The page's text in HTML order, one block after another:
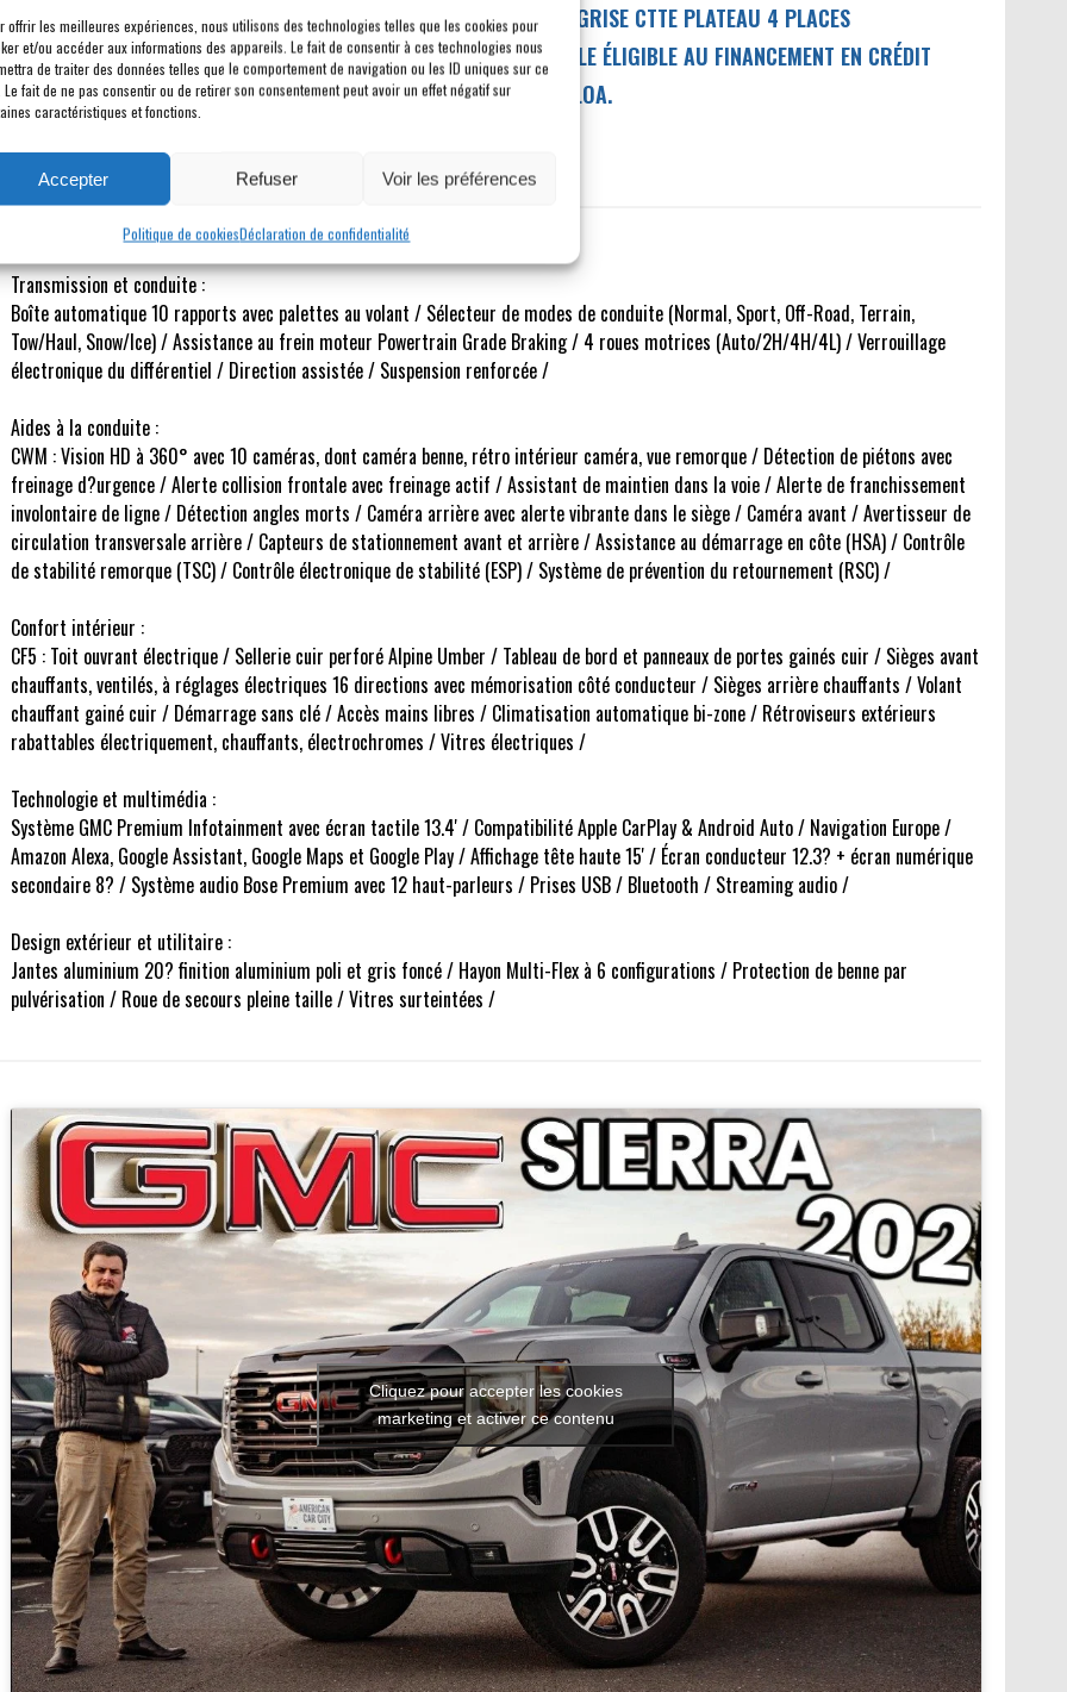
offrir les meilleures expériences, nous utilisons des technologies telles que les cookies pour
et/ou accéder aux informations des appareils. Le fait de consentir à ces technologies nous
de traiter des données telles que le comportement de navigation ou les ID uniques sur ce
Le fait de ne pas consentir ou de retirer son consentement peut avoir un effet négatif sur
caractéristiques et fonctions.
Accepter Refuser Voir les préférences
Politique de cookiesDéclaration de confidentialité
HAYON MULTI-FLEX TAILGATE
SUSPENSION SURÉLEVÉE DE 2 POUCES
PAS DE TVS *
CARTE GRISE CTTE PLATEAU 4 PLACES
VÉHICULE ÉLIGIBLE AU FINANCEMENT EN CRÉDIT
BAIL / LOA.
Transmission et conduite :
Boîte automatique 10 rapports avec palettes au volant / Sélecteur de modes de conduite (Normal, Sport, Off-Road, Terrain,
Tow/Haul, Snow/Ice) / Assistance au frein moteur Powertrain Grade Braking / 4 roues motrices (Auto/2H/4H/4L) / Verrouillage
électronique du différentiel / Direction assistée / Suspension renforcée /
Aides à la conduite :
CWM : Vision HD à 360° avec 10 caméras, dont caméra benne, rétro intérieur caméra, vue remorque / Détection de piétons avec
freinage d?urgence / Alerte collision frontale avec freinage actif / Assistant de maintien dans la voie / Alerte de franchissement
involontaire de ligne / Détection angles morts / Caméra arrière avec alerte vibrante dans le siège / Caméra avant / Avertisseur de
circulation transversale arrière / Capteurs de stationnement avant et arrière / Assistance au démarrage en côte (HSA) / Contrôle
de stabilité remorque (TSC) / Contrôle électronique de stabilité (ESP) / Système de prévention du retournement (RSC) /
Confort intérieur :
CF5 : Toit ouvrant électrique / Sellerie cuir perforé Alpine Umber / Tableau de bord et panneaux de portes gainés cuir / Sièges avant
chauffants, ventilés, à réglages électriques 16 directions avec mémorisation côté conducteur / Sièges arrière chauffants / Volant
chauffant gainé cuir / Démarrage sans clé / Accès mains libres / Climatisation automatique bi-zone / Rétroviseurs extérieurs
rabattables électriquement, chauffants, électrochromes / Vitres électriques /
Technologie et multimédia :
Système GMC Premium Infotainment avec écran tactile 13.4' / Compatibilité Apple CarPlay & Android Auto / Navigation Europe /
Amazon Alexa, Google Assistant, Google Maps et Google Play / Affichage tête haute 15' / Écran conducteur 12.3? + écran numérique
secondaire 8? / Système audio Bose Premium avec 12 haut-parleurs / Prises USB / Bluetooth / Streaming audio /
Design extérieur et utilitaire :
Jantes aluminium 20? finition aluminium poli et gris foncé / Hayon Multi-Flex à 6 configurations / Protection de benne par
pulvérisation / Roue de secours pleine taille / Vitres surteintées /
Cliquez pour accepter les cookies
marketing et activer ce contenu